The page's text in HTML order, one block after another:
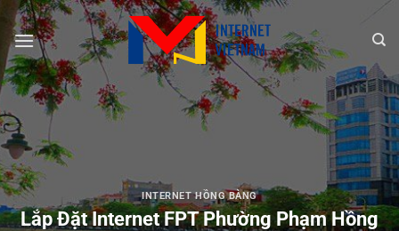
Chuyển
đến
nội
dung
INTERNET HỒNG BÀNG
Lắp Đặt Internet FPT Phường Phạm Hồng